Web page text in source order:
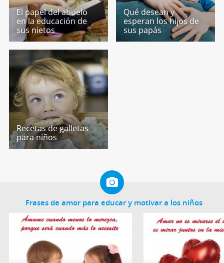
El papel del abuelo
en la educación de
sus nietos
Qué desean y
esperan los hijos de
sus papás
Recetas de galletas
para niños
Frases de amor para educar y motivar a los niños